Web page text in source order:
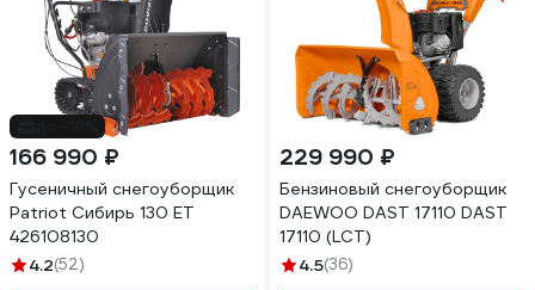
166 990 ₽
Гусеничный снегоуборщик
Patriot Сибирь 130 ЕТ
426108130
4.2(52)
229 990 ₽
Бензиновый снегоуборщик
DAEWOO DAST 17110 DAST
17110 (LCT)
4.5(36)